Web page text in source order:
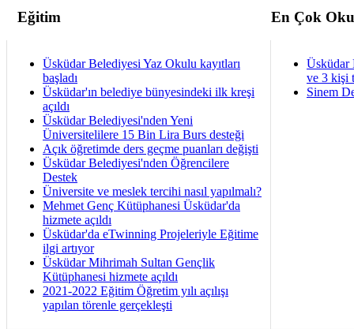
Eğitim En Çok
Üsküdar Belediyesi Yaz Okulu kayıtları
başladı
Üsküdar'ın belediye bünyesindeki ilk kreşi
açıldı
Üsküdar Belediyesi'nden Yeni
Üniversitelilere 15 Bin Lira Burs desteği
Açık öğretimde ders geçme puanları değişti
Üsküdar Belediyesi'nden Öğrencilere
Destek
Üniversite ve meslek tercihi nasıl yapılmalı?
Mehmet Genç Kütüphanesi Üsküdar'da
hizmete açıldı
Üsküdar'da eTwinning Projeleriyle Eğitime
ilgi artıyor
Üsküdar Mihrimah Sultan Gençlik
Kütüphanesi hizmete açıldı
2021-2022 Eğitim Öğretim yılı açılışı
yapılan törenle gerçekleşti
Üsküdar
ve 3 kişi
Sinem